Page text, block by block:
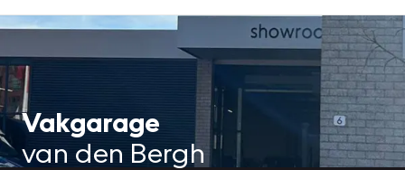
Vakgarage
van den Bergh